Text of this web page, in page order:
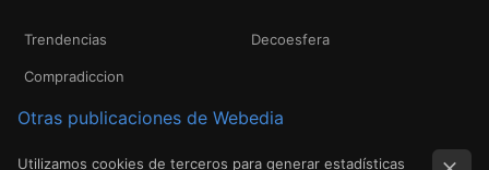
Trendencias Decoesfera
Compradiccion
Otras publicaciones de Webedia
Utilizamos cookies de terceros para generar estadísticas